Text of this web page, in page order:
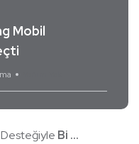
Mobil
Bi ...